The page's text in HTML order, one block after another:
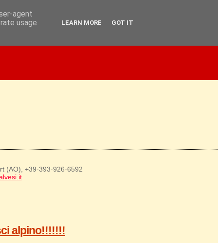
(AO), +39-393-926-6592
alpino!!!!!!!
agent
usage
LEARN MORE GOT IT